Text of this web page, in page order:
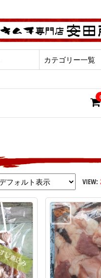
・韓国食品通
プ「安田商店
| キムチ・カク
り続けて50年
お届け致
VIEW: